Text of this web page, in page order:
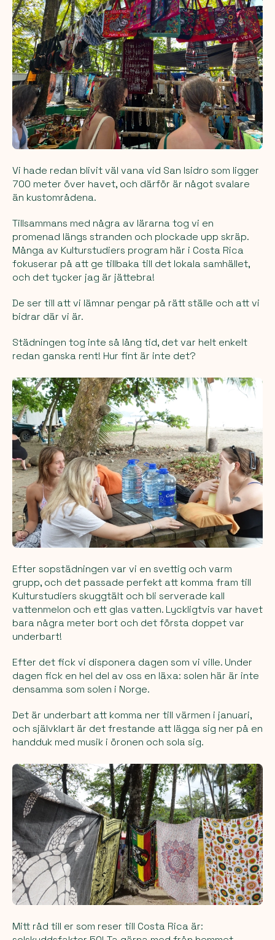
Vi hade redan blivit väl vana vid San Isidro som ligger
700 meter över havet, och därför är något svalare
än kustområdena.
Tillsammans med några av lärarna tog vi en
promenad längs stranden och plockade upp skräp.
Många av Kulturstudiers program här i Costa Rica
fokuserar på att ge tillbaka till det lokala samhället,
och det tycker jag är jättebra!
De ser till att vi lämnar pengar på rätt ställe och att vi
bidrar där vi är.
Städningen tog inte så lång tid, det var helt enkelt
redan ganska rent! Hur fint är inte det?
Efter sopstädningen var vi en svettig och varm
grupp, och det passade perfekt att komma fram till
Kulturstudiers skuggtält och bli serverade kall
vattenmelon och ett glas vatten. Lyckligtvis var havet
bara några meter bort och det första doppet var
underbart!
Efter det fick vi disponera dagen som vi ville. Under
dagen fick en hel del av oss en läxa: solen här är inte
densamma som solen i Norge.
Det är underbart att komma ner till värmen i januari,
och självklart är det frestande att lägga sig ner på en
handduk med musik i öronen och sola sig.
Mitt råd till er som reser till Costa Rica är: